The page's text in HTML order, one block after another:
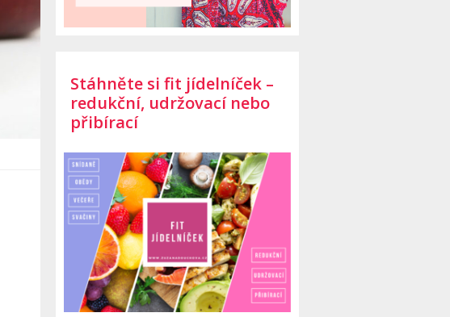
Stáhněte si fit jídelníček –
redukční, udržovací nebo
přibírací